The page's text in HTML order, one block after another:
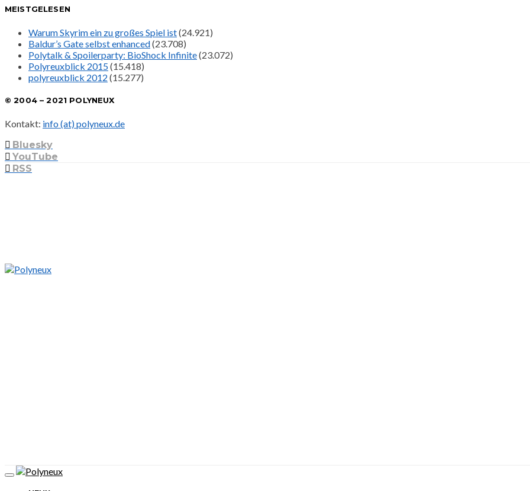
MEISTGELESEN
Warum Skyrim ein zu großes Spiel ist(24.921)
Baldur’s Gate selbst enhanced(23.708)
Polytalk & Spoilerparty: BioShock Infinite(23.072)
Polyreuxblick 2015(15.418)
polyreuxblick 2012 (15.277)
© 2004 – 2021 POLYNEUX
Kontakt: info (at) polyneux.de
Bluesky
YouTube
RSS